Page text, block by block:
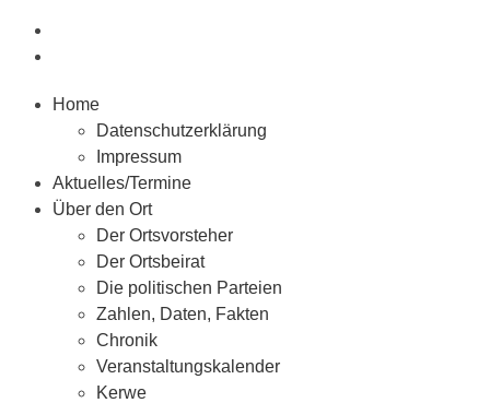
Home
Datenschutzerklärung
Impressum
Aktuelles/Termine
Über den Ort
Der Ortsvorsteher
Der Ortsbeirat
Die politischen Parteien
Zahlen, Daten, Fakten
Chronik
Veranstaltungskalender
Kerwe